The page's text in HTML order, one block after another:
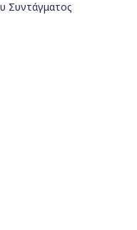
Συντάγματος